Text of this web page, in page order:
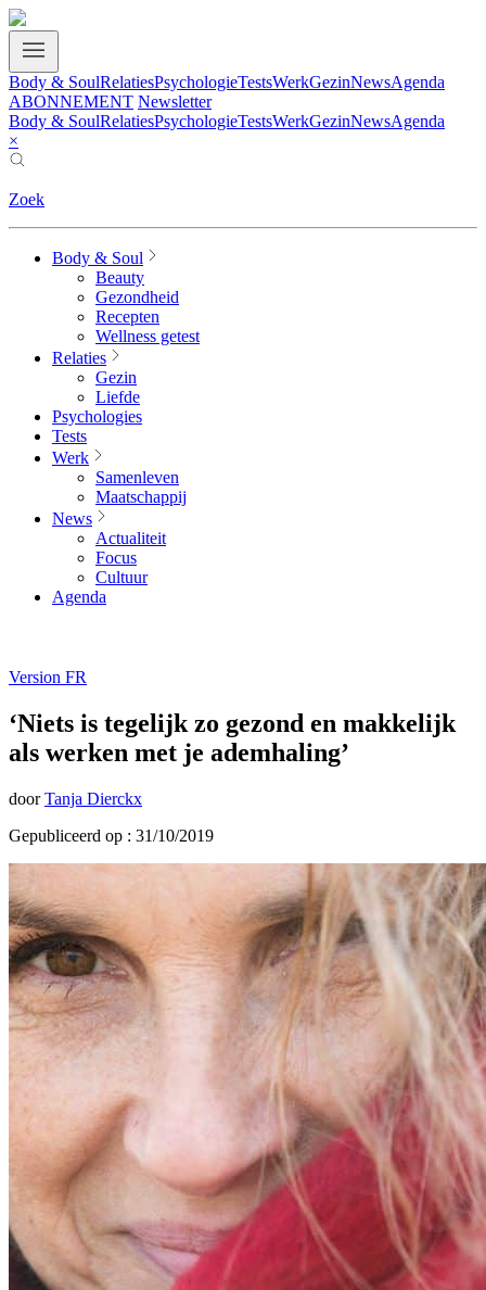
Body & SoulRelatiesPsychologieTestsWerkGezinNewsAgenda
ABONNEMENT Newsletter
Body & SoulRelatiesPsychologieTestsWerkGezinNewsAgenda
×
Zoek
Body & Soul
Beauty
Gezondheid
Recepten
Wellness getest
Relaties
Gezin
Liefde
Psychologies
Tests
Werk
Samenleven
Maatschappij
News
Actualiteit
Focus
Cultuur
Agenda
Version FR
‘Niets is tegelijk zo gezond en makkelijk
als werken met je ademhaling’
door Tanja Dierckx
Gepubliceerd op : 31/10/2019